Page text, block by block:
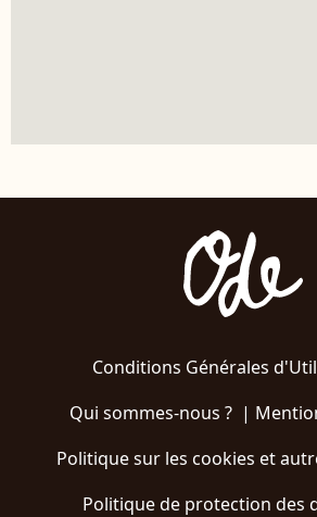
Conditions Générales
Qui sommes-nous ?|
Politique sur les cookies et
Politique de protection des